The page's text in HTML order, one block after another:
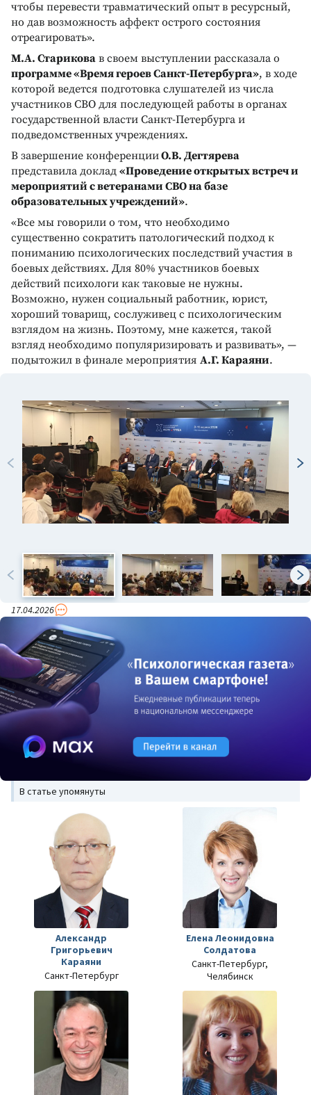
чтобы перевести травматический опыт в ресурсный,
но дав возможность аффект острого состояния
отреагировать».
М.А. Старикова в своем выступлении рассказала о
программе «Время героев Санкт-Петербурга», в ходе
которой ведется подготовка слушателей из числа
участников СВО для последующей работы в органах
государственной власти Санкт-Петербурга и
подведомственных учреждениях.
В завершение конференцииО.В. Дегтярева
представила доклад «Проведение открытых встреч и
мероприятий с ветеранами СВО на базе
образовательных учреждений».
«Все мы говорили о том, что необходимо
существенно сократить патологический подход к
пониманию психологических последствий участия в
боевых действиях. Для 80% участников боевых
действий психологи как таковые не нужны.
Возможно, нужен социальный работник, юрист,
хороший товарищ, сослуживец с психологическим
взглядом на жизнь. Поэтому, мне кажется, такой
взгляд необходимо популяризировать и развивать», —
подытожил в финале мероприятия А.Г. Караяни.
17.04.2026
В статье упомянуты
Александр
Григорьевич
Караяни
Санкт-Петербург
Елена Леонидовна
Солдатова
Санкт-Петербург,
Челябинск